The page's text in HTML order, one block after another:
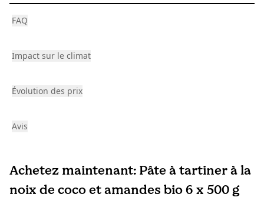
FAQ
Impact sur le climat
Évolution des prix
Avis
Achetez maintenant: Pâte à tartiner à la
noix de coco et amandes bio 6 x 500 g